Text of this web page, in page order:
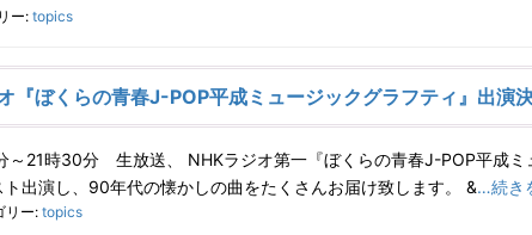
ー:topics
ぼくらの青春J-POP平成ミュージックグラフティ』出演決
～21時30分 生放送、 NHKラジオ第一『ぼくらの青春J-POP平成ミ
出演し、90年代の懐かしの曲をたくさんお届け致します。 &…続き
リー: topics